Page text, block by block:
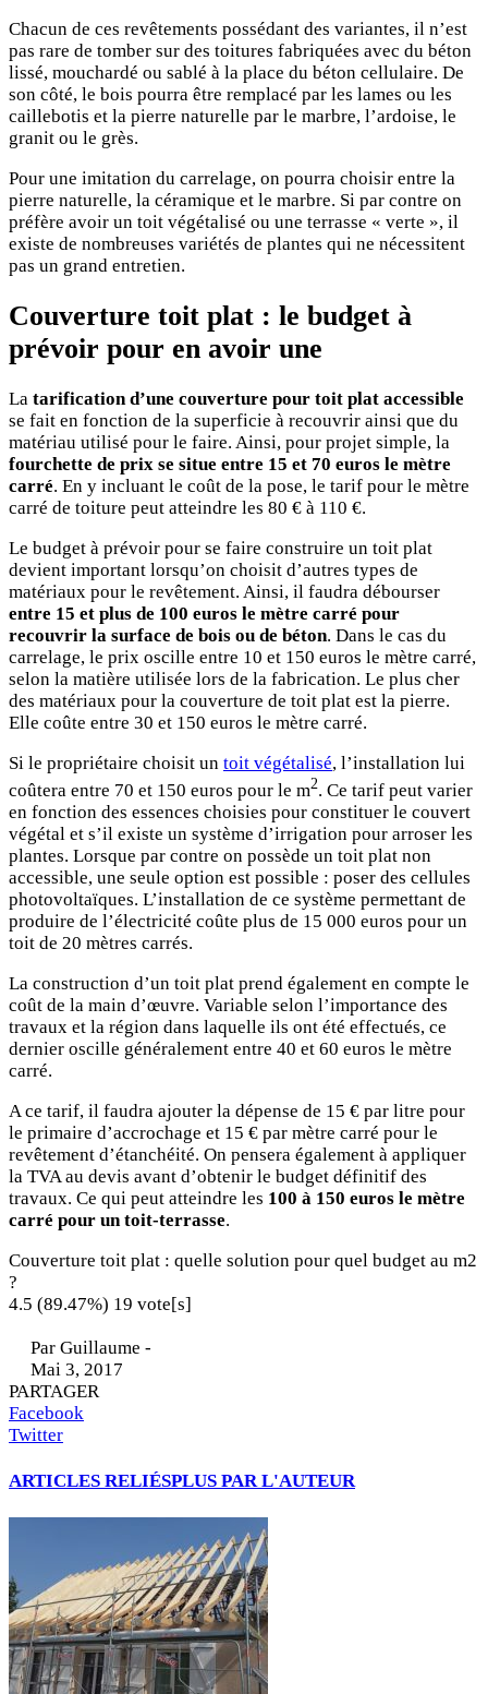
Chacun de ces revêtements possédant des variantes, il n’est
pas rare de tomber sur des toitures fabriquées avec du béton
lissé, mouchardé ou sablé à la place du béton cellulaire. De
son côté, le bois pourra être remplacé par les lames ou les
caillebotis et la pierre naturelle par le marbre, l’ardoise, le
granit ou le grès.
Pour une imitation du carrelage, on pourra choisir entre la
pierre naturelle, la céramique et le marbre. Si par contre on
préfère avoir un toit végétalisé ou une terrasse « verte », il
existe de nombreuses variétés de plantes qui ne nécessitent
pas un grand entretien.
Couverture toit plat : le budget à
prévoir pour en avoir une
La tarification d’une couverture pour toit plat accessible
se fait en fonction de la superficie à recouvrir ainsi que du
matériau utilisé pour le faire. Ainsi, pour projet simple, la
fourchette de prix se situe entre 15 et 70 euros le mètre
carré. En y incluant le coût de la pose, le tarif pour le mètre
carré de toiture peut atteindre les 80 € à 110 €.
Le budget à prévoir pour se faire construire un toit plat
devient important lorsqu’on choisit d’autres types de
matériaux pour le revêtement. Ainsi, il faudra débourser
entre 15 et plus de 100 euros le mètre carré pour
recouvrir la surface de bois ou de béton. Dans le cas du
carrelage, le prix oscille entre 10 et 150 euros le mètre carré,
selon la matière utilisée lors de la fabrication. Le plus cher
des matériaux pour la couverture de toit plat est la pierre.
Elle coûte entre 30 et 150 euros le mètre carré.
Si le propriétaire choisit un toit végétalisé, l’installation lui
coûtera entre 70 et 150 euros pour le m2. Ce tarif peut varier
en fonction des essences choisies pour constituer le couvert
végétal et s’il existe un système d’irrigation pour arroser les
plantes. Lorsque par contre on possède un toit plat non
accessible, une seule option est possible : poser des cellules
photovoltaïques. L’installation de ce système permettant de
produire de l’électricité coûte plus de 15 000 euros pour un
toit de 20 mètres carrés.
La construction d’un toit plat prend également en compte le
coût de la main d’œuvre. Variable selon l’importance des
travaux et la région dans laquelle ils ont été effectués, ce
dernier oscille généralement entre 40 et 60 euros le mètre
carré.
A ce tarif, il faudra ajouter la dépense de 15 € par litre pour
le primaire d’accrochage et 15 € par mètre carré pour le
revêtement d’étanchéité. On pensera également à appliquer
la TVA au devis avant d’obtenir le budget définitif des
travaux. Ce qui peut atteindre les 100 à 150 euros le mètre
carré pour un toit-terrasse.
Couverture toit plat : quelle solution pour quel budget au m2
?
4.5 (89.47%) 19 vote[s]
Par Guillaume -
Mai 3, 2017
PARTAGER
Facebook
Twitter
ARTICLES RELIÉSPLUS PAR L'AUTEUR